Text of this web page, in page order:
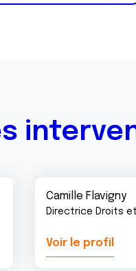
Camille Flavigny
Directrice Droits
Voir le profil